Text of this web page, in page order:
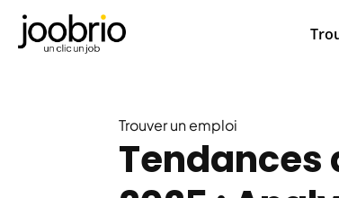
Trouver un emploi
Tendances